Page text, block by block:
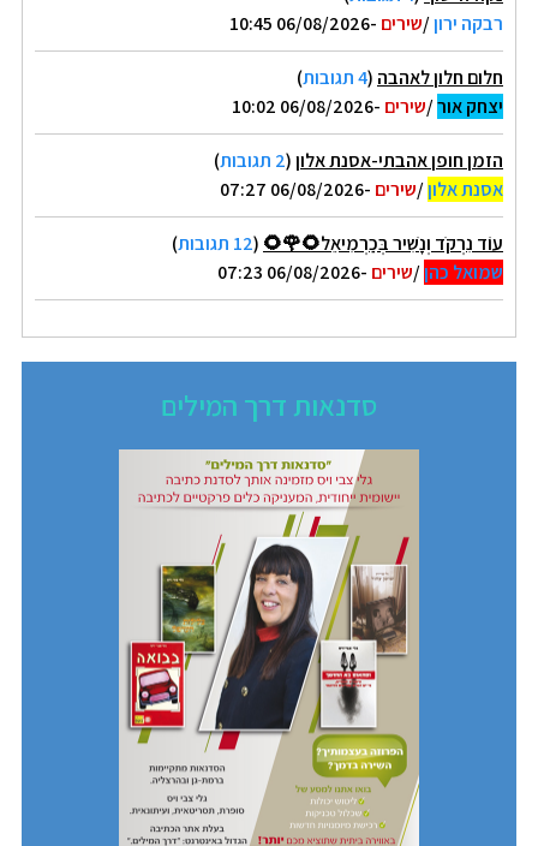
רבקה ירון/שירים -06/08/2026 10:45
חלום חלון לאהבה (4 תגובות
)
יצחק אור/שירים -06/08/2026 10:02
הזמן חופן אהבתי-אסנת אלון(2 תגובות
)
אסנת אלון/שירים -06/08/2026 07:27
עוֹד נִרְקֹד וְנָשִׁיר בְּכַרְמִיאֵל🌻🌹🌻 (12 תגובות
)
שמואל כהן/שירים -06/08/2026 07:23
סדנאות דרך המילים